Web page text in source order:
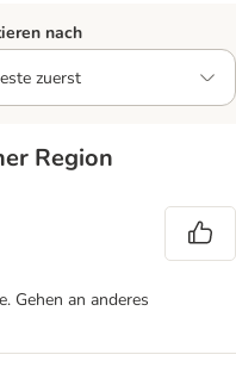
nach
Region
Gehen an anderes